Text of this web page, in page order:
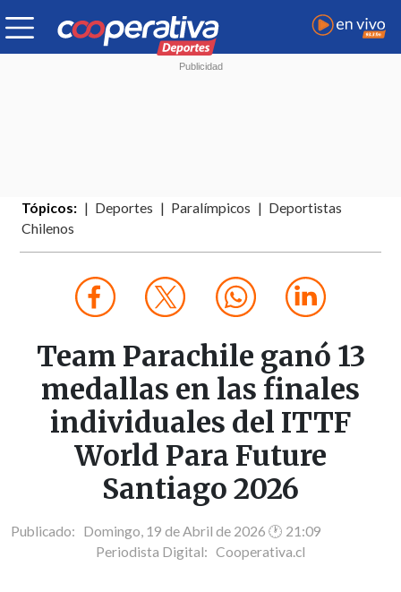
Tópicos: Deportes Paralímpicos
Deportistas
Chilenos
Team Parachile ganó 13
medallas en las finales
individuales del ITTF
World Para Future
Santiago 2026
Publicado: Domingo, 19 de Abril de 2026 🕐 21:09
Periodista Digital: Cooperativa.cl